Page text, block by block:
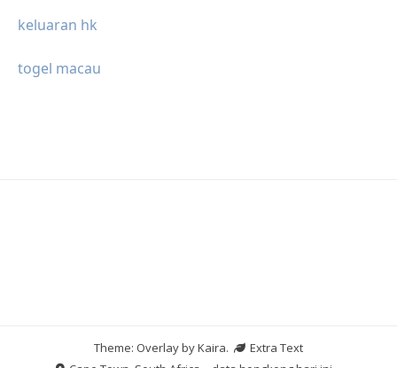
keluaran hk
togel macau
Theme: Overlay byKaira.
Extra Text